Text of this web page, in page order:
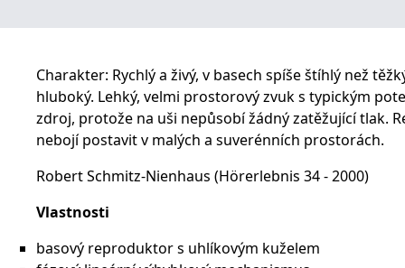
Charakter: Rychlý a živý, v basech spíše štíhlý než
hluboký. Lehký, velmi prostorový zvuk s typickým
zdroj, protože na uši nepůsobí žádný zatěžující tlak.
nebojí postavit v malých a suverénních prostorách.
Robert Schmitz-Nienhaus (Hörerlebnis 34 - 2000)
Vlastnosti
basový reproduktor s uhlíkovým kuželem